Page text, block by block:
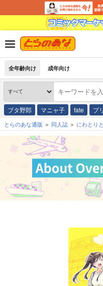
全年齢向け 成年向け
ブタ野郎 マニャ子 fate プ
とらのあな通販 同人誌 にわとり